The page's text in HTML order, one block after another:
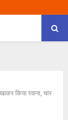
किया रवाना, चार